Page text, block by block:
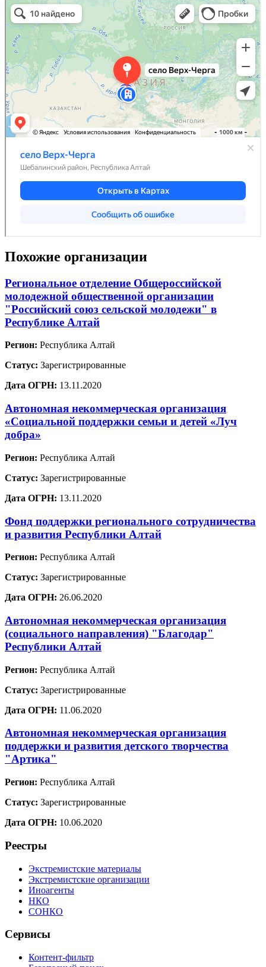
Похожие организации
Региональное отделение Общероссийской
молодежной общественной организации
"Российский союз сельской молодежи" в
Республике Алтай
Регион: Республика Алтай
Статус: Зарегистрированные
Дата ОГРН: 13.11.2020
Автономная некоммерческая организация
«Социальной поддержки семьи и детей «Луч
добра»
Регион: Республика Алтай
Статус: Зарегистрированные
Дата ОГРН: 13.11.2020
Фонд поддержки регионального сотрудничества
и развития Республики Алтай
Регион: Республика Алтай
Статус: Зарегистрированные
Дата ОГРН: 26.06.2020
Автономная некоммерческая организация
(социального направления) "Благодар"
Республики Алтай
Регион: Республика Алтай
Статус: Зарегистрированные
Дата ОГРН: 11.06.2020
Автономная некоммерческая организация
поддержки и развития детского творчества
"Артика"
Регион: Республика Алтай
Статус: Зарегистрированные
Дата ОГРН: 10.06.2020
Реестры
Экстремистские материалы
Экстремистские организации
Иноагенты
НКО
СОНКО
Сервисы
Контент-фильтр